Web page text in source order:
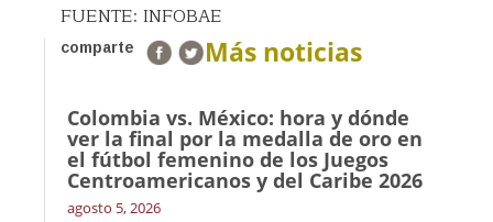
FUENTE: INFOBAE
comparte Más noticias
Colombia vs. México: hora y dónde
ver la final por la medalla de oro en
el fútbol femenino de los Juegos
Centroamericanos y del Caribe 2026
agosto 5, 2026